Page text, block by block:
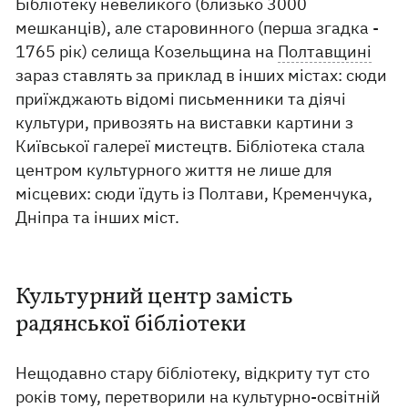
мешканців), але старовинного (перша згадка -
1765 рік) селища Козельщина на Полтавщині
зараз ставлять за приклад в інших містах: сюди
приїжджають відомі письменники та діячі
культури, привозять на виставки картини з
Київської галереї мистецтв. Бібліотека стала
центром культурного життя не лише для
місцевих: сюди їдуть із Полтави, Кременчука,
Дніпра та інших міст.
Культурний центр замість
радянської бібліотеки
Нещодавно стару бібліотеку, відкриту тут сто
років тому, перетворили на культурно-освітній